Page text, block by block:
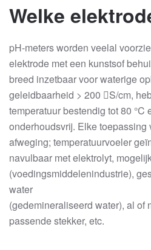
Welke
pH-meters worden veelal
elektrode met een kunstsof
breed inzetbaar voor waterige
geleidbaarheid > 200 S/cm,
temperatuur bestendig tot 80 °C
onderhoudsvrij. Elke
afweging; temperatuurvoeler
navulbaar met elektrolyt,
(voedingsmiddelenindustrie),
water
(gedemineraliseerd water), al of
passende stekker, etc.